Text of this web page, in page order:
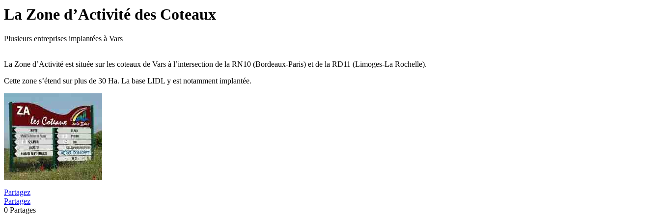
La Zone d’Activité des Coteaux
Plusieurs entreprises implantées à Vars
La Zone d’Activité est située sur les coteaux de Vars à l’intersection de la RN10 (Bordeaux-Paris) et de la RD11 (Limoges-La Rochelle).
Cette zone s’étend sur plus de 30 Ha. La base LIDL y est notamment implantée.
Partagez
Partagez
0 Partages